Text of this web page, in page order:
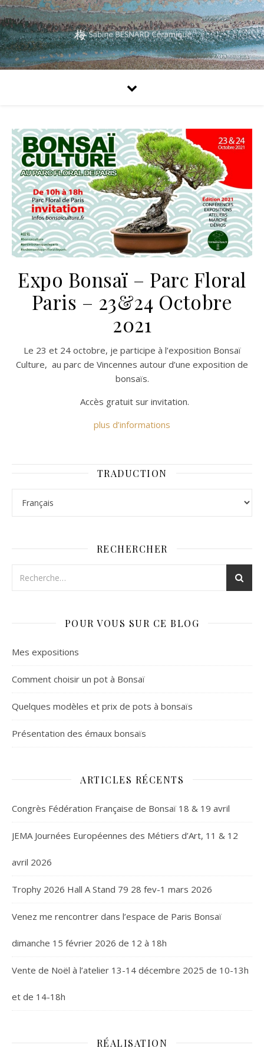
Expo Bonsaï – Parc Floral
Paris – 23&24 Octobre
2021
Le 23 et 24 octobre, je participe à l’exposition Bonsaï
Culture, au parc de Vincennes autour d’une exposition de
bonsaïs.
Accès gratuit sur invitation.
plus d’informations
TRADUCTION
RECHERCHER
POUR VOUS SUR CE BLOG
Mes expositions
Comment choisir un pot à Bonsaï
Quelques modèles et prix de pots à bonsaïs
Présentation des émaux bonsaïs
ARTICLES RÉCENTS
Congrès Fédération Française de Bonsaï 18 & 19 avril
JEMA Journées Européennes des Métiers d’Art, 11 & 12
avril 2026
Trophy 2026 Hall A Stand 79 28 fev-1 mars 2026
Venez me rencontrer dans l’espace de Paris Bonsaï
dimanche 15 février 2026 de 12 à 18h
Vente de Noël à l’atelier 13-14 décembre 2025 de 10-13h
et de 14-18h
RÉALISATION